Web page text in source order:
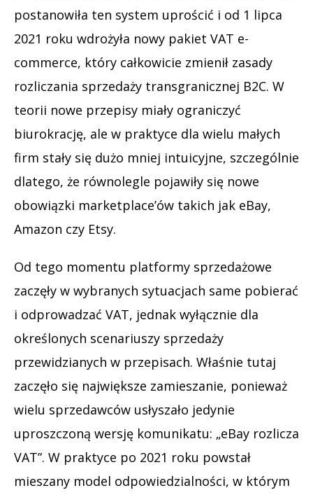
postanowiła ten system uprościć i od 1 lipca
2021 roku wdrożyła nowy pakiet VAT e-
commerce, który całkowicie zmienił zasady
rozliczania sprzedaży transgranicznej B2C. W
teorii nowe przepisy miały ograniczyć
biurokrację, ale w praktyce dla wielu małych
firm stały się dużo mniej intuicyjne, szczególnie
dlatego, że równolegle pojawiły się nowe
obowiązki marketplace’ów takich jak eBay,
Amazon czy Etsy.
Od tego momentu platformy sprzedażowe
zaczęły w wybranych sytuacjach same pobierać
i odprowadzać VAT, jednak wyłącznie dla
określonych scenariuszy sprzedaży
przewidzianych w przepisach. Właśnie tutaj
zaczęło się największe zamieszanie, ponieważ
wielu sprzedawców usłyszało jedynie
uproszczoną wersję komunikatu: „eBay rozlicza
VAT”. W praktyce po 2021 roku powstał
mieszany model odpowiedzialności, w którym